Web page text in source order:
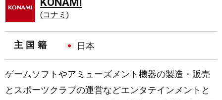
(コナミ)
主国籍 日本
ゲームソフトやアミューズメント機器の製造・販売
とスポーツクラブの運営などエンタテインメントと